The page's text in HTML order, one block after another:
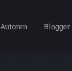
Autoren Blogger